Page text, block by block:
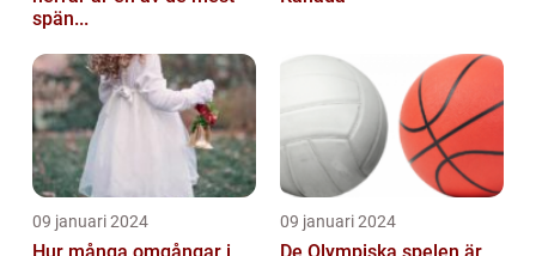
spän...
09 januari 2024 09 januari 2024